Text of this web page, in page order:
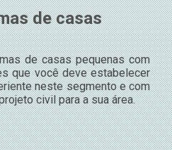
de casas
de casas pequenas com
que você deve estabelecer
neste segmento e com
civil para a sua área.